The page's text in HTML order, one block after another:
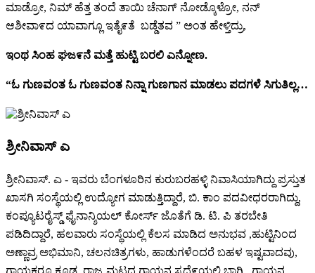
ಮಾಡ್ರೋ, ನಿಮ್ ಹೆತ್ತ ತಂದೆ ತಾಯಿ ಚೆನಾಗ್ ನೋಡ್ಕೊಳ್ರೋ, ನನ್
ಆಶೀವಾ೯ದ ಯಾವಾಗ್ಲೂ ಇತೈ೯ತೆ ಬಡ್ಡೆತವ ” ಅಂತ ಹೇಳ್ತಿದ್ರು,
ಇಂಥ ಸಿಂಹ ಘಜ೯ನೆ ಮತ್ತೆ ಹುಟ್ಟಿಬರಲಿ ಎನ್ನೋಣ.
“ಓ ಗುಣವಂತ ಓ ಗುಣವಂತ ನಿನ್ನಾ ಗುಣಗಾನ ಮಾಡಲು ಪದಗಳೆ ಸಿಗುತಿಲ್ಲ…
ಶ್ರೀನಿವಾಸ್ ಎ
ಶ್ರೀನಿವಾಸ್. ಎ - ಇವರು ಬೆಂಗಳೂರಿನ ಕುರುಬರಹಳ್ಳಿ ನಿವಾಸಿಯಾಗಿದ್ದು ಪ್ರಸ್ತುತ
ಖಾಸಗಿ ಸಂಸ್ಥೆಯಲ್ಲಿ ಉದ್ಯೋಗ ಮಾಡುತ್ತಿದ್ದಾರೆ, ಬಿ. ಕಾಂ ಪದವೀಧರರಾಗಿದ್ದು,
ಕಂಪ್ಯೂಟರೈಸ್ಡ್ ಫೈನಾನ್ಶಿಯಲ್ ಕೋರ್ಸ್ ಜೊತೆಗೆ ಡಿ. ಟಿ. ಪಿ ತರಬೇತಿ
ಪಡಿದಿದ್ದಾರೆ, ಹಲವಾರು ಸಂಸ್ಥೆಯಲ್ಲಿ ಕೆಲಸ ಮಾಡಿದ ಅನುಭವ ,ಹುಟ್ಟಿನಿಂದ
ಅಣ್ಣಾವ್ರ ಅಭಿಮಾನಿ, ಚಲನಚಿತ್ರಗಳು, ಹಾಡುಗಳೆಂದರೆ ಬಹಳ ಇಷ್ಟವಾದವು,